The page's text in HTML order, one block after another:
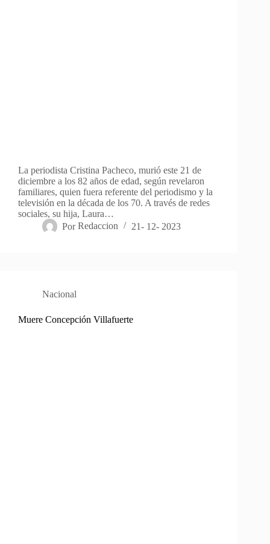
La periodista Cristina Pacheco, murió este 21 de
diciembre a los 82 años de edad, según revelaron
familiares, quien fuera referente del periodismo y la
televisión en la década de los 70. A través de redes
sociales, su hija, Laura…
Por Redaccion 21- 12- 2023
Nacional
Muere Concepción Villafuerte